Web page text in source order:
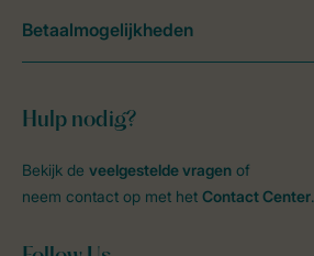
Hulp nodig?
Bekijk de veelgestelde vragen of
neem contact op met het Contact Center.
Betaalmogelijkheden